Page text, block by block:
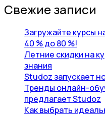
Свежие записи
Загружайте курсы
40 % до 80 %!
Летние скидки на
знания
Studoz запускает
Тренды онлайн-
предлагает Studoz
Как выбрать